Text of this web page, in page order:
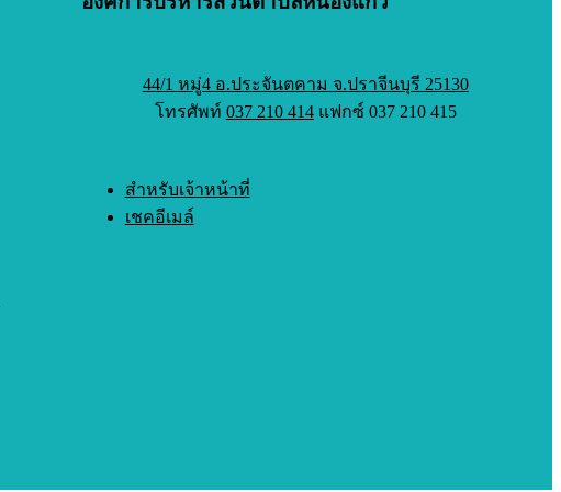
44/1 หมู่4 อ.ประจันตคาม จ.ปราจีนบุรี 25130
โทรศัพท์ 037 210 414แฟกซ์ 037 210 415
สำหรับเจ้าหน้าที่
เชคอีเมล์